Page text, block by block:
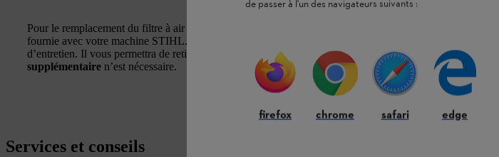
Pour le remplacement du filtre à air et de la bougie d’allumage, il est préférable d’utiliser la
fournie avec votre machine STIHL. Un crochet en carton est également intégré dans l’emballage du kit
d’entretien. Il vous permettra de retirer et de remplacer facilement le filtre à carburant.
Aucun outil
supplémentaire n’est nécessaire.
Services et conseils
de passer à l'un des navigateurs suivants :
firefox chrome safari edge